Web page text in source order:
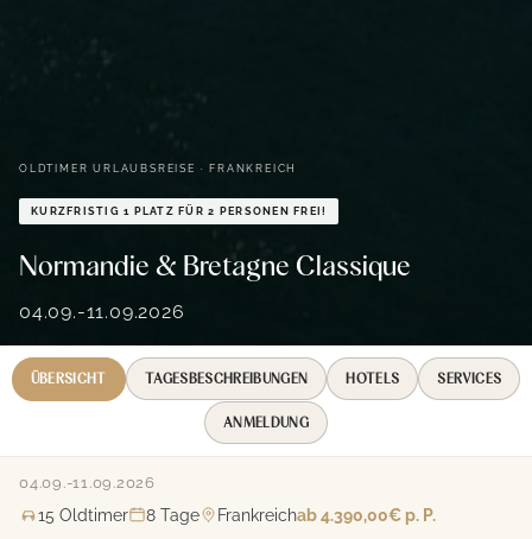
OLDTIMER URLAUBSREISE · FRANKREICH
KURZFRISTIG 1 PLATZ FÜR 2 PERSONEN FREI!
Normandie & Bretagne Classique
04.09.-11.09.2026
ÜBERSICHT TAGESBESCHREIBUNGEN HOTELS SERVICES
ANMELDUNG
04.09.-11.09.2026
15 Oldtimer 8 Tage Frankreichab4.390,00€ p. P.